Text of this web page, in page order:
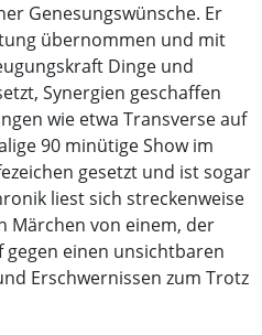
Genesungswünsche. Er
übernommen und mit
Dinge und
Synergien geschaffen
wie etwa Transverse auf
90 minütige Show im
gesetzt und ist sogar
liest sich streckenweise
Märchen von einem, der
gegen einen unsichtbaren
Erschwernissen zum Trotz